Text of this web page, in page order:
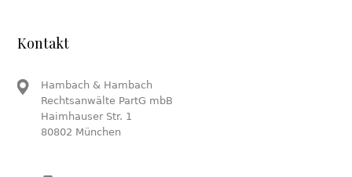
Kontakt
Hambach & Hambach
Rechtsanwälte PartG mbB
Haimhauser Str. 1
80802 München